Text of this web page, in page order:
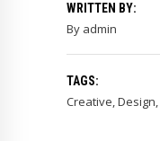
WRITTEN BY:
By admin
TAGS:
Creative,Design,